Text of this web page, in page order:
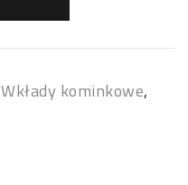
Wkłady kominkowe,